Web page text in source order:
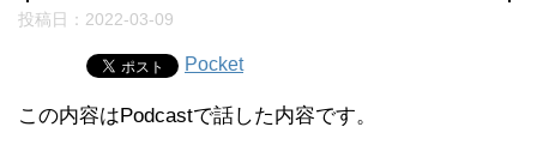
投稿日： 2022-03-09
Pocket
この内容はPodcastで話した内容です。